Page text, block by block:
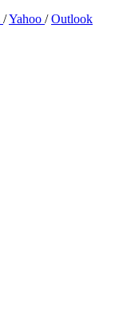
/Yahoo /Outlook